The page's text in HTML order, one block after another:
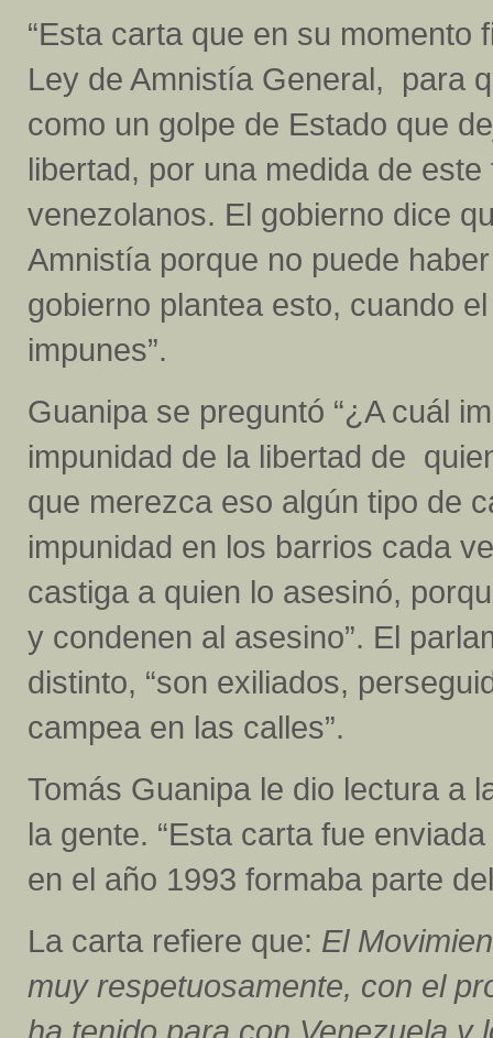
“Esta carta que en su
Ley de Amnistía General, para
como un golpe de Estado que
libertad, por una medida de
venezolanos. El gobierno dice
Amnistía porque no puede
gobierno plantea esto, cuando
impunes”.
Guanipa se preguntó “¿A cuál
impunidad de la libertad de
que merezca eso algún tipo de
impunidad en los barrios cada
castiga a quien lo asesinó,
y condenen al asesino”. El
distinto, “son exiliados,
campea en las calles”.
Tomás Guanipa le dio lectura a
la gente. “Esta carta fue
en el año 1993 formaba parte
La carta refiere que: El
muy respetuosamente, con el